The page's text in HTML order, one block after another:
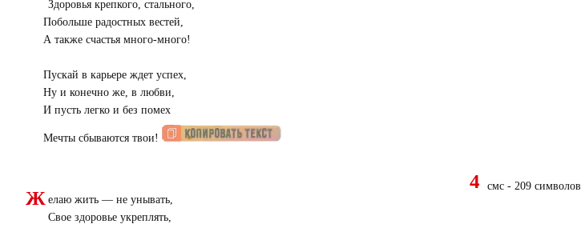
Здоровья крепкого, стального,
Побольше радостных вестей,
А также счастья много-много!
Пускай в карьере ждет успех,
Ну и конечно же, в любви,
И пусть легко и без помех
Мечты сбываются твои!
Ж елаю жить — не унывать,
Свое здоровье укреплять,
4 смс - 209 символов